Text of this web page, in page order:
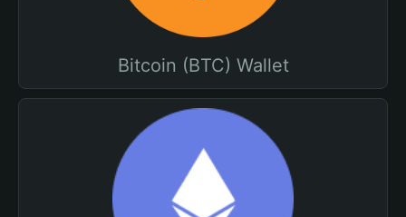
Bitcoin (BTC) Wallet